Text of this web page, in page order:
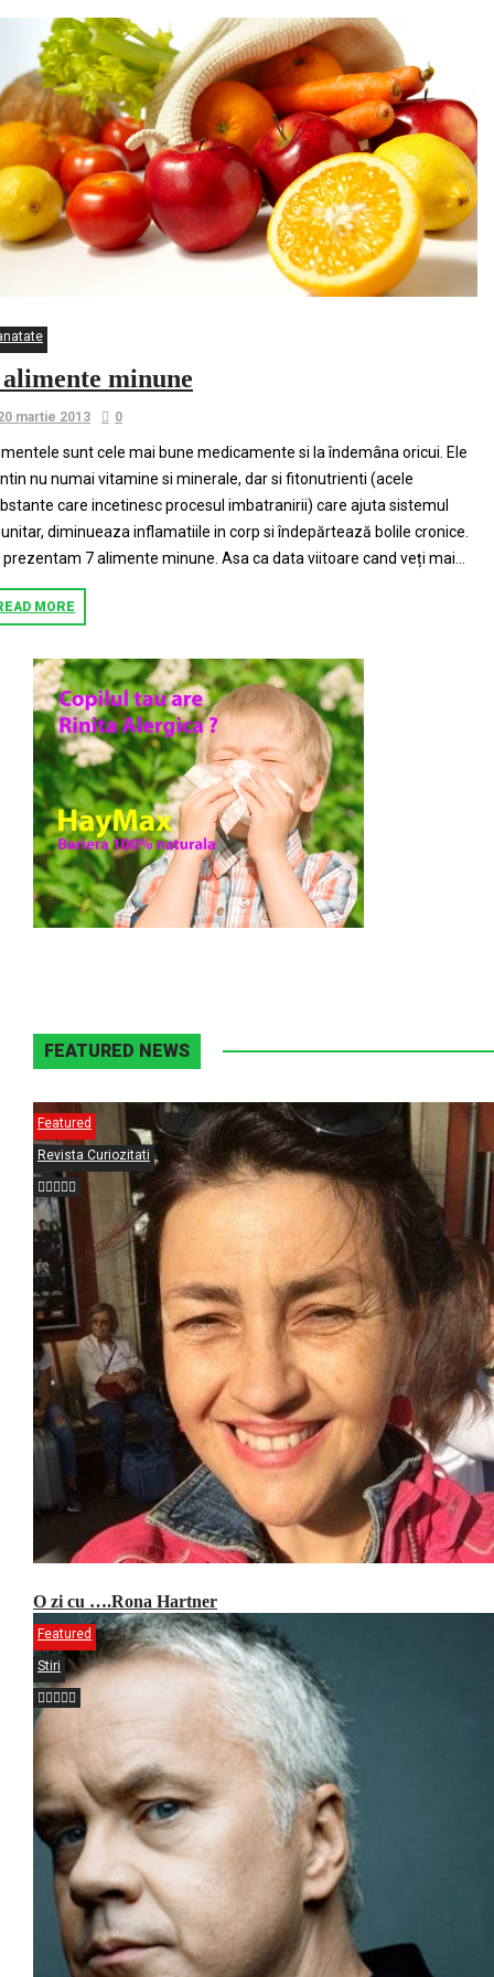
minune
martie 2013 0
sunt cele mai bune medicamente si la îndemâna oricui. Ele
nu numai vitamine si minerale, dar si fitonutrienti (acele
care incetinesc procesul imbatranirii) care ajuta sistemul
diminueaza inflamatiile in corp si îndepărtează bolile cronice.
prezentam 7 alimente minune. Asa ca data viitoare cand veți mai...
MORE
FEATURED NEWS
Featured
Revista Curiozitati
O zi cu ….Rona Hartner
Featured
Stiri